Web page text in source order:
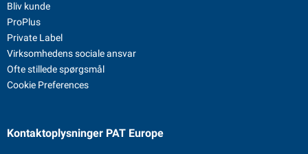
Bliv kunde
ProPlus
Private Label
Virksomhedens sociale ansvar
Ofte stillede spørgsmål
Cookie Preferences
Kontaktoplysninger PAT Europe